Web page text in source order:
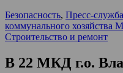
Безопасность, Пресс-
коммунального хозяйства
Строительство и ремонт
В 22 МКД г.о.